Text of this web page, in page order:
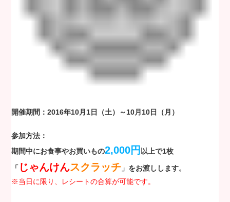
開催期間：2016年10月1日（土）～10月10日（月）
参加方法：
期間中にお食事やお買いもの2,000円 以上で1枚
「 じゃんけんスクラッチ 」をお渡しします。
※当日に限り、レシートの合算が可能です。